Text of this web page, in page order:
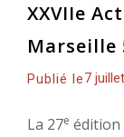
XXVIIe
Marseille
Publié le7
La 27e édition